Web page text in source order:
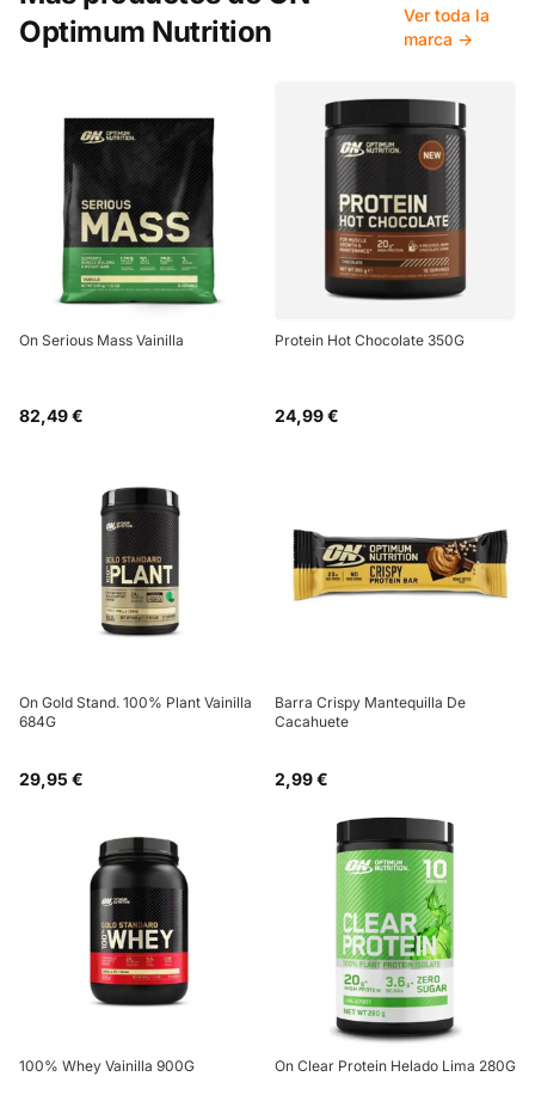
Optimum Nutrition
Ver toda la
marca →
On Serious Mass Vainilla
82,49 €
Protein Hot Chocolate 350G
24,99 €
On Gold Stand. 100% Plant Vainilla
684G
29,95 €
Barra Crispy Mantequilla De
Cacahuete
2,99 €
100% Whey Vainilla 900G On Clear Protein Helado Lima 280G